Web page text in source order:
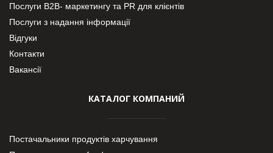
Послуги В2В- маркетингу та PR для клієнтів
Послуги з надання інформації
Відгуки
Контакти
Вакансії
КАТАЛОГ КОМПАНИЙ
Постачальники продуктів харчування